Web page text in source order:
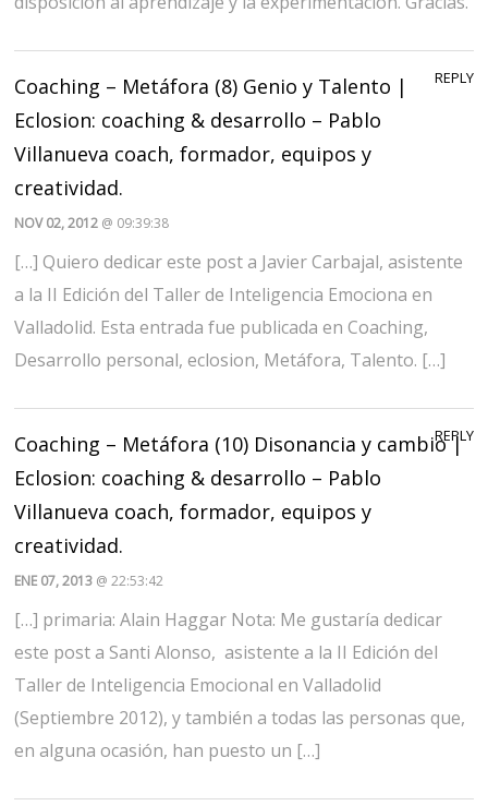
Coaching – Metáfora (8) Genio y Talento |
Eclosion: coaching & desarrollo – Pablo
Villanueva coach, formador, equipos y
creatividad.
NOV 02, 2012 @ 09:39:38
[…] Quiero dedicar este post a Javier Carbajal, asistente
a la II Edición del Taller de Inteligencia Emociona en
Valladolid. Esta entrada fue publicada en Coaching,
Desarrollo personal, eclosion, Metáfora, Talento. […]
REPLY
Coaching – Metáfora (10) Disonancia y cambio |
Eclosion: coaching & desarrollo – Pablo
Villanueva coach, formador, equipos y
creatividad.
ENE 07, 2013 @ 22:53:42
[…] primaria: Alain Haggar Nota: Me gustaría dedicar
este post a Santi Alonso, asistente a la II Edición del
Taller de Inteligencia Emocional en Valladolid
(Septiembre 2012), y también a todas las personas que,
en alguna ocasión, han puesto un […]
REPLY